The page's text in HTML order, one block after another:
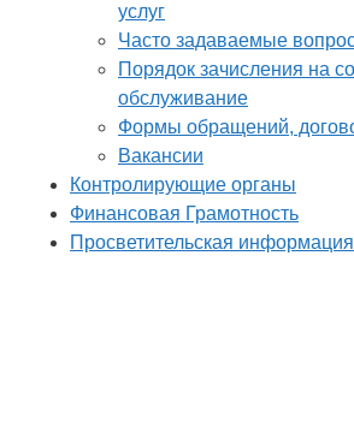
услуг
Часто задаваемые
Порядок зачисления на
обслуживание
Формы обращений,
Вакансии
Контролирующие органы
Финансовая Грамотность
Просветительская информация